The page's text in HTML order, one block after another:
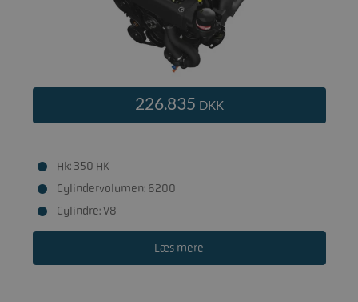
226.835 DKK
Hk: 350 HK
Cylindervolumen: 6200
Cylindre: V8
Læs mere